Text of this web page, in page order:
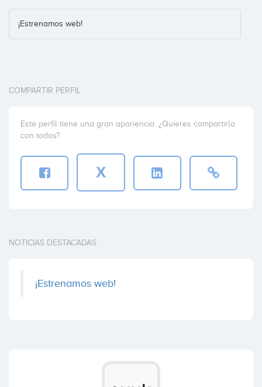
¡Estrenamos web!
COMPARTIR PERFIL
Este perfil tiene una gran apariencia. ¿Quieres compartirlo
con todos?
X
NOTICIAS DESTACADAS
¡Estrenamos web!